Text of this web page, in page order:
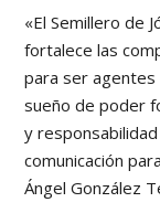
«El Semillero de
fortalece las
para ser agentes
sueño de poder
y
comunicación
Ángel González